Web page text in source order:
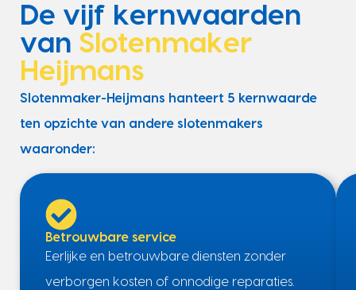
De vijf kernwaarden
van Slotenmaker
Heijmans
Slotenmaker-Heijmans hanteert 5 kernwaarde
ten opzichte van andere slotenmakers
waaronder:
Betrouwbare service
Eerlijke en betrouwbare diensten zonder
verborgen kosten of onnodige reparaties.